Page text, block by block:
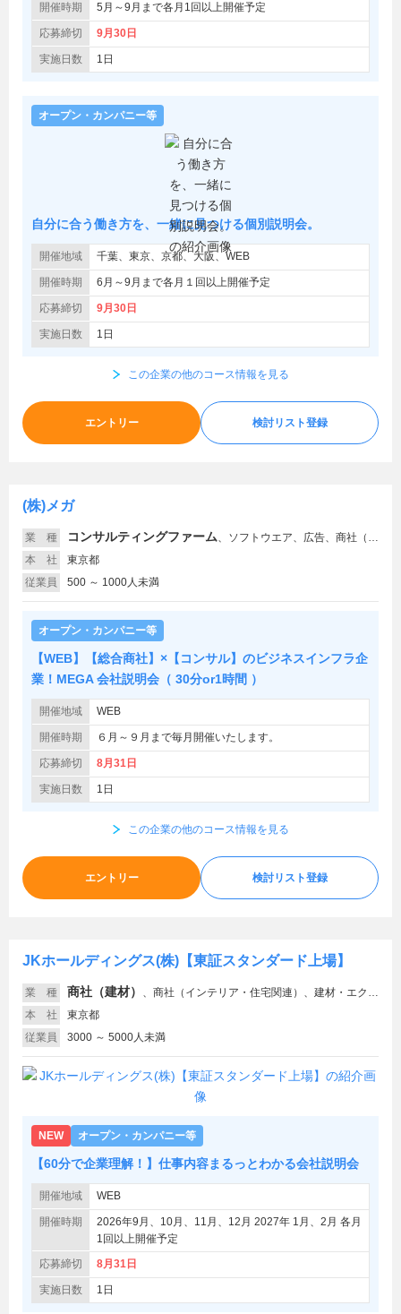
開催時期 5月～9月まで各月1回以上開催予定
応募締切 9月30日
実施日数 1日
オープン・カンパニー等
自分に合う働き方を、一緒に見つける個別説明会。
開催地域 千葉、東京、京都、大阪、WEB
開催時期 6月～9月まで各月１回以上開催予定
応募締切 9月30日
実施日数 1日
この企業の他のコース情報を見る
エントリー 検討リスト登録
(株)メガ
業 種 コンサルティングファーム、 ソフトウエア、広告、商社（ソフトウエア）、商社（文具・事務用品・日用品）
本 社
東京都
従業員
500 ～ 1000人未満
オープン・カンパニー等
【WEB】【総合商社】×【コンサル】のビジネスインフラ企
業！MEGA 会社説明会（ 30分or1時間 ）
開催地域 WEB
開催時期 ６月～９月まで毎月開催いたします。
応募締切 8月31日
実施日数 1日
この企業の他のコース情報を見る
エントリー 検討リスト登録
JKホールディングス(株)【東証スタンダード上場】
業 種 商社（建材） 、 商社（インテリア・住宅関連）、建材・エクステリア、インテリア・住宅関連、不動産
本 社
東京都
従業員
3000 ～ 5000人未満
NEW オープン・カンパニー等
【60分で企業理解！】仕事内容まるっとわかる会社説明会
開催地域 WEB
開催時期
2026年9月、10月、11月、12月 2027年 1月、2月 各月
1回以上開催予定
応募締切
8月31日
実施日数 1日